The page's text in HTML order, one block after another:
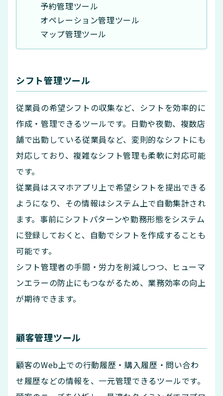
予約管理ツール
オペレーション管理ツール
マップ管理ツール
シフト管理ツール
従業員の希望シフトの収集など、シフトを効率的に
作成・管理できるツールです。日勤や夜勤、複数店
舗で出勤している従業員など、変則的なシフトにも
対応しており、複雑なシフト管理も柔軟に対応可能
です。
従業員はスマホアプリ上で希望シフトを提出できる
ようになり、その情報はシステム上で自動集計され
ます。事前にシフトパターンや勤務形態をシステム
に登録しておくと、自動でシフトを作成することも
可能です。
シフト管理者の手間・労力を削減しつつ、ヒューマ
ンエラーの防止にもつながるため、業務効率の向上
が期待できます。
顧客管理ツール
顧客のWeb上での行動履歴・購入履歴・問い合わ
せ履歴などの情報を、一元管理できるツールです。